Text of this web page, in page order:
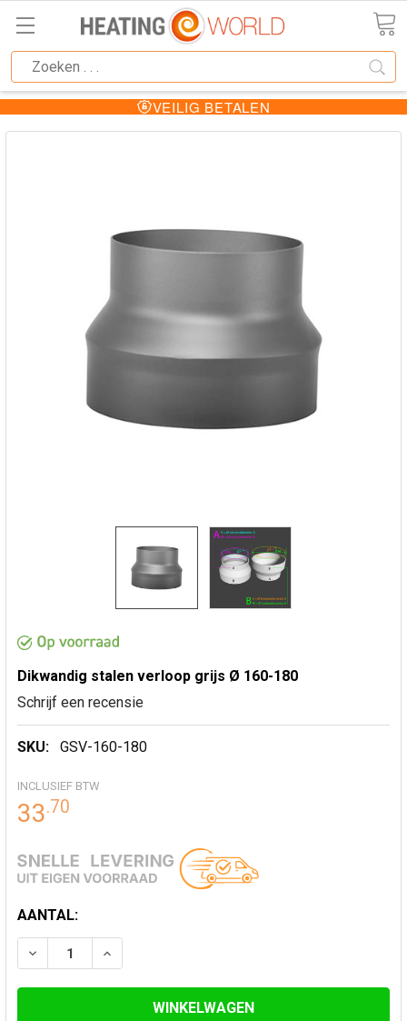
VEILIG BETALEN
Dikwandig stalen verloop grijs Ø 160-180
Schrijf een recensie
SKU: GSV-160-180
INCLUSIEF BTW
33.70
HUIDIGE
VOORRAAD:
AANTAL:
VERLAAG AANTAL VAN DIKWANDIG STALEN VERLOOP
VERHOOG AANTAL VAN DIKWANDIG